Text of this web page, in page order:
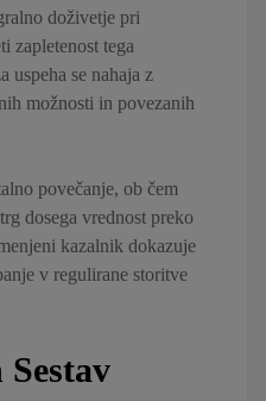
doživetje pri
zapletenost tega
uspeha se nahaja z
možnosti in povezanih
povečanje, ob čem
dosega vrednost preko
kazalnik dokazuje
v regulirane storitve